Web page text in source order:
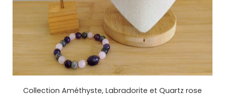
Collection Améthyste, Labradorite et Quartz rose